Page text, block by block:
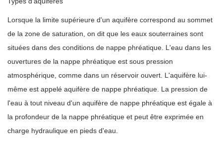
Lorsque la limite supérieure d'un aquifère correspond au sommet
de la zone de saturation, on dit que les eaux souterraines sont
situées dans des conditions de nappe phréatique. L'eau dans les
ouvertures de la nappe phréatique est sous pression
atmosphérique, comme dans un réservoir ouvert. L'aquifère lui-
même est appelé aquifère de nappe phréatique. La pression de
l'eau à tout niveau d'un aquifère de nappe phréatique est égale à
la profondeur de la nappe phréatique et peut être exprimée en
charge hydraulique en pieds d'eau.